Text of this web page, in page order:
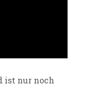
ist nur noch